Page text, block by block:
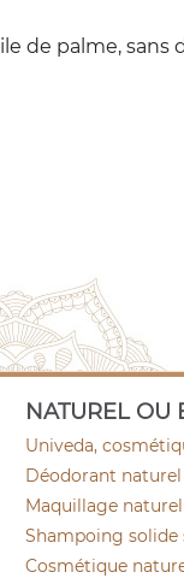
de palme, sans
NATUREL OU
Univeda,
Déodorant naturel
Maquillage
Shampoing solide
Cosmétique